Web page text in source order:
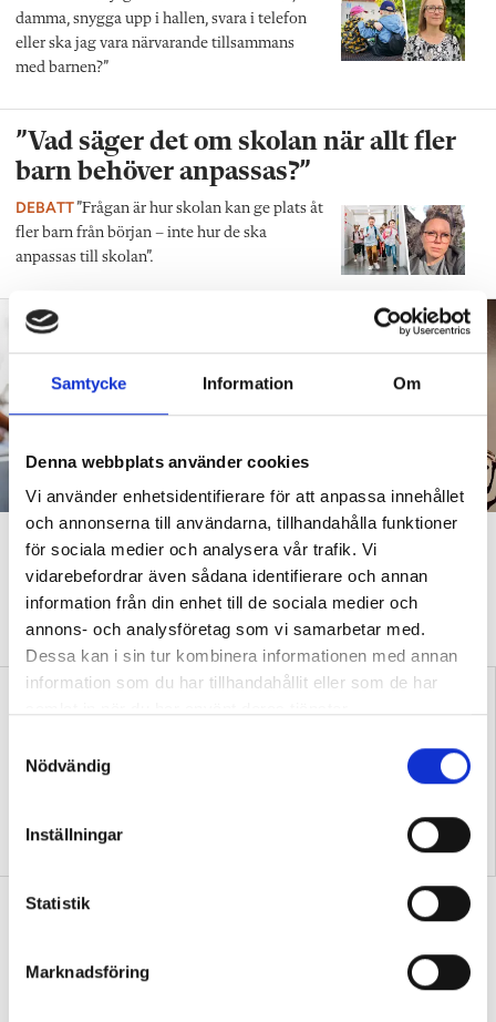
Samtycke Information Om
Denna webbplats använder cookies
Vi använder enhetsidentifierare för att anpassa innehållet
och annonserna till användarna, tillhandahålla funktioner
för sociala medier och analysera vår trafik. Vi
vidarebefordrar även sådana identifierare och annan
information från din enhet till de sociala medier och
annons- och analysföretag som vi samarbetar med.
Dessa kan i sin tur kombinera informationen med annan
information som du har tillhandahållit eller som de har
c
Nödvändig
Inställningar
Statistik
Marknadsföring
damma, snygga upp i hallen, svara i telefon
eller ska jag vara närvarande tillsammans
med barnen?”
”Vad säger det om skolan när allt fler
barn behöver anpassas?”
DEBATT”Frågan är hur skolan kan ge plats åt
fler barn från början – inte hur de ska
anpassas till skolan”.
”Att ställa krav är inte elakt”
DEBATT
snällt. Många gånger är det bara ett svek”, skriver Ulrica Björkblom
Agah om stöket i klassrummen.
Replik: ”Vi vet hur man
skapar effektiv inlärning”
Nya skolan: ”Lärarhjärtat
hoppas på bättre villkor"
Test: Hur klarar du ditt första år som
QUIZ15 verklighetsnära situationer – från att